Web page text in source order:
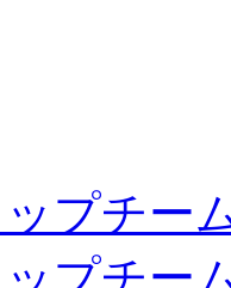
ップチー
ップチー